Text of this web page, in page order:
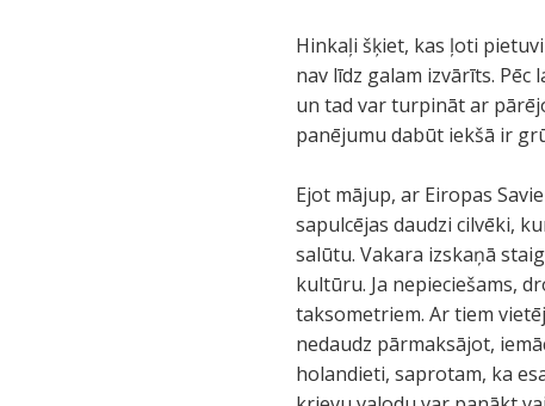
Hinkaļi šķiet, kas ļoti
nav līdz galam izvārīts. Pēc
un tad var turpināt ar
panējumu dabūt iekšā ir
Ejot mājup, ar Eiropas
sapulcējas daudzi cilvēki,
salūtu. Vakara izskaņā
kultūru. Ja nepieciešams,
taksometriem. Ar tiem
nedaudz pārmaksājot,
holandieti, saprotam, ka